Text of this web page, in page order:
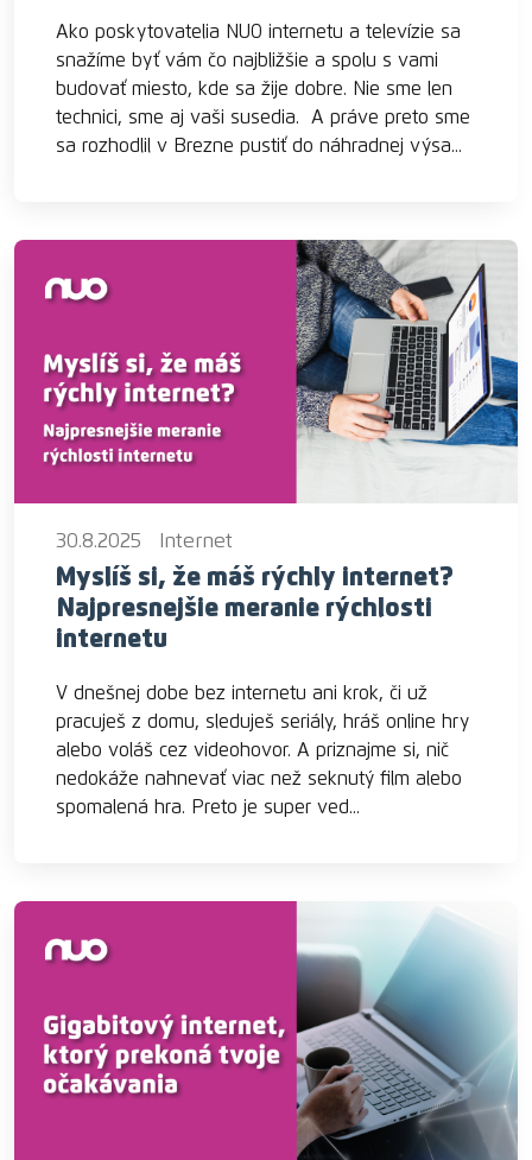
Ako poskytovatelia NUO internetu a televízie sa
snažíme byť vám čo najbližšie a spolu s vami
budovať miesto, kde sa žije dobre. Nie sme len
technici, sme aj vaši susedia. A práve preto sme
sa rozhodlil v Brezne pustiť do náhradnej výsa...
30.8.2025 Internet
Myslíš si, že máš rýchly internet?
Najpresnejšie meranie rýchlosti
internetu
V dnešnej dobe bez internetu ani krok, či už
pracuješ z domu, sleduješ seriály, hráš online hry
alebo voláš cez videohovor. A priznajme si, nič
nedokáže nahnevať viac než seknutý film alebo
spomalená hra. Preto je super ved...